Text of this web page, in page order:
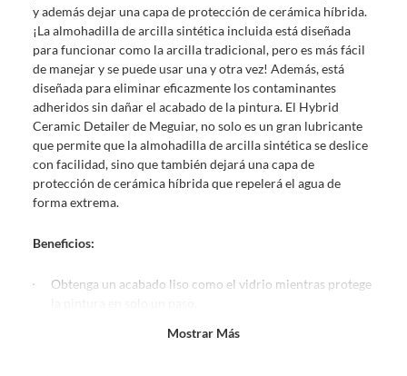
Productos que, por su naturaleza, no puedan ser devueltos,
puedan deteriorarse o caducar con rapidez.
Confeccionados a la medida.
De uso personal.
En sodimac.cl te damos30 días desde que recibes el producto. Debe
estar en perfecto estado, con todas sus etiquetas y sin uso, tal como te lo
entregamos.
Productos digitales que se entregan a través de una descarga
electrónica, por ejemplo, cupones de experiencia o programas
Productos a pedido o confeccionados a medida.
reparados, abiertos, de segunda selección, remanufacturados o
y además dejar una capa de protección de cerámica híbrida.
¡La almohadilla de arcilla sintética incluida está diseñada
para funcionar como la arcilla tradicional, pero es más fácil
de manejar y se puede usar una y otra vez! Además, está
diseñada para eliminar eficazmente los contaminantes
adheridos sin dañar el acabado de la pintura. El Hybrid
Ceramic Detailer de Meguiar, no solo es un gran lubricante
que permite que la almohadilla de arcilla sintética se deslice
con facilidad, sino que también dejará una capa de
protección de cerámica híbrida que repelerá el agua de
forma extrema.
Beneficios:
Obtenga un acabado liso como el vidrio mientras protege
El Ceramic Hybrid Detailer lubrica la almohadilla de
Mostrar Más